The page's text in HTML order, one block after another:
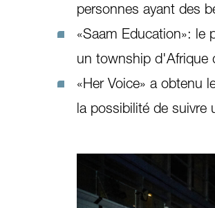
personnes ayant des
«Saam Education»: le
un township d'Afrique
«Her Voice» a obtenu
la possibilité de suivre